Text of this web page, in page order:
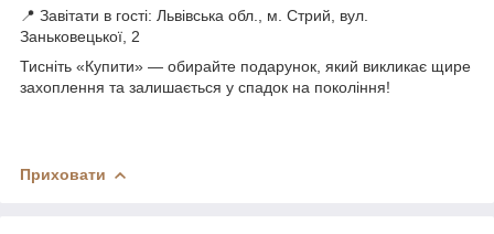
📍 Завітати в гості: Львівська обл., м. Стрий, вул.
Заньковецької, 2
Тисніть «Купити» — обирайте подарунок, який викликає щире
захоплення та залишається у спадок на покоління!
Приховати